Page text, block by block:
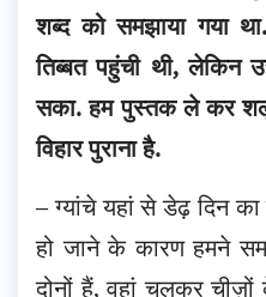
शब्द को समझाया गया
तिब्बत पहुंची थी, लेकिन
सका. हम पुस्तक ले कर
विहार पुराना है.
– ग्यांचे यहां से डेढ़ दिन का
हो जाने के कारण हमने
दोनों हैं, वहां चलकर